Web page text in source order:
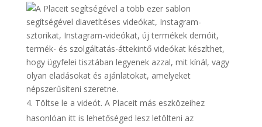
Töltse le a videót. A Placeit más eszközeihez
hasonlóan itt is lehetőséged lesz letölteni az